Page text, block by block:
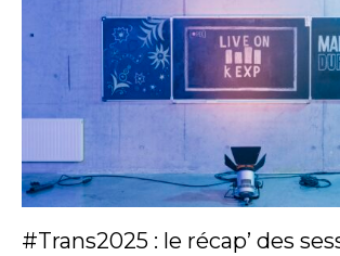
#Trans2025 : le récap’ des